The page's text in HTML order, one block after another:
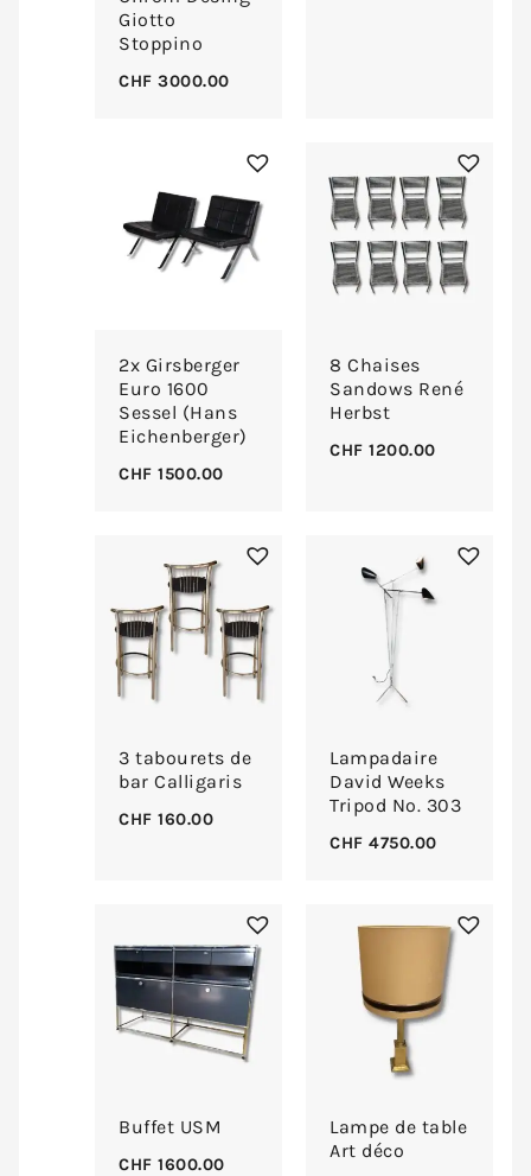
Giotto
Stoppino
CHF 3000.00
2x Girsberger
Euro 1600
Sessel (Hans
Eichenberger)
CHF 1500.00
8 Chaises
Sandows René
Herbst
CHF 1200.00
3 tabourets de
bar Calligaris
CHF 160.00
Lampadaire
David Weeks
Tripod No. 303
CHF 4750.00
Buffet USM
CHF 1600.00
Lampe de table
Art déco